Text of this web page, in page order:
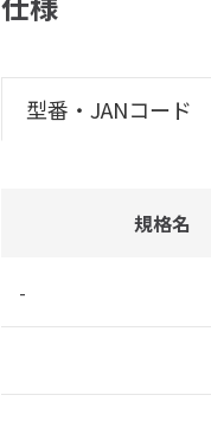
型番・JANコード
規格名
-